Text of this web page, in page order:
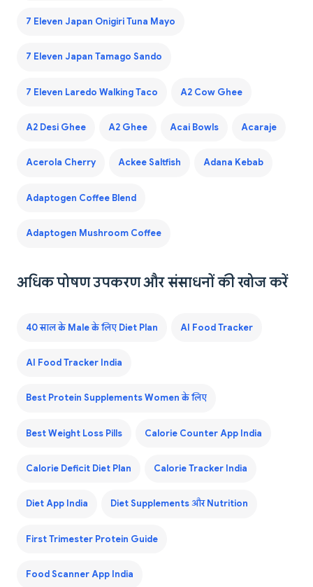
7 Eleven Japan Onigiri Tuna Mayo
7 Eleven Japan Tamago Sando
7 Eleven Laredo Walking Taco A2 Cow Ghee
A2 Desi Ghee A2 Ghee Acai Bowls Acaraje
Acerola Cherry Ackee Saltfish Adana Kebab
Adaptogen Coffee Blend
Adaptogen Mushroom Coffee
अधिक पोषण उपकरण और संसाधनों की खोज करें
40 साल के Male के लिए Diet Plan AI Food Tracker
AI Food Tracker India
Best Protein Supplements Women के लिए
Best Weight Loss Pills Calorie Counter App India
Calorie Deficit Diet Plan Calorie Tracker India
Diet App India Diet Supplements और Nutrition
First Trimester Protein Guide
Food Scanner App India